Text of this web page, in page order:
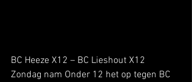
BC Heeze X12 – BC Lieshout X12
Zondag nam Onder 12 het op tegen BC